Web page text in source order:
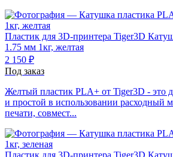
Пластик для 3D-принтера Tiger3D
1.75 мм 1кг, желтая
2 150 ₽
Под заказ
Желтый пластик PLA+ от Tiger3D - это
и простой в использовании расходный
печати, совмест...
Пластик для 3D-принтера Tiger3D